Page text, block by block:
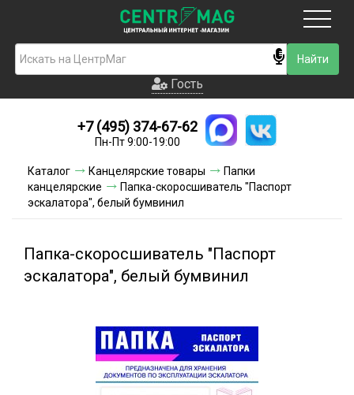
Гость
Новинки
Условия доставки
Условия оплаты
Акции и скидки
Гость
+7 (495) 374-67-62
Пн-Пт 9:00-19:00
Каталог Канцелярские товары
Папки
канцелярские
Папка-скоросшиватель "Паспорт
эскалатора", белый бумвинил
Папка-скоросшиватель "Паспорт
эскалатора", белый бумвинил